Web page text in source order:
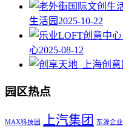
生活园 2025-10-22
心2025-08-12
园区热点
MAX科技园 上汽集团 东源企业